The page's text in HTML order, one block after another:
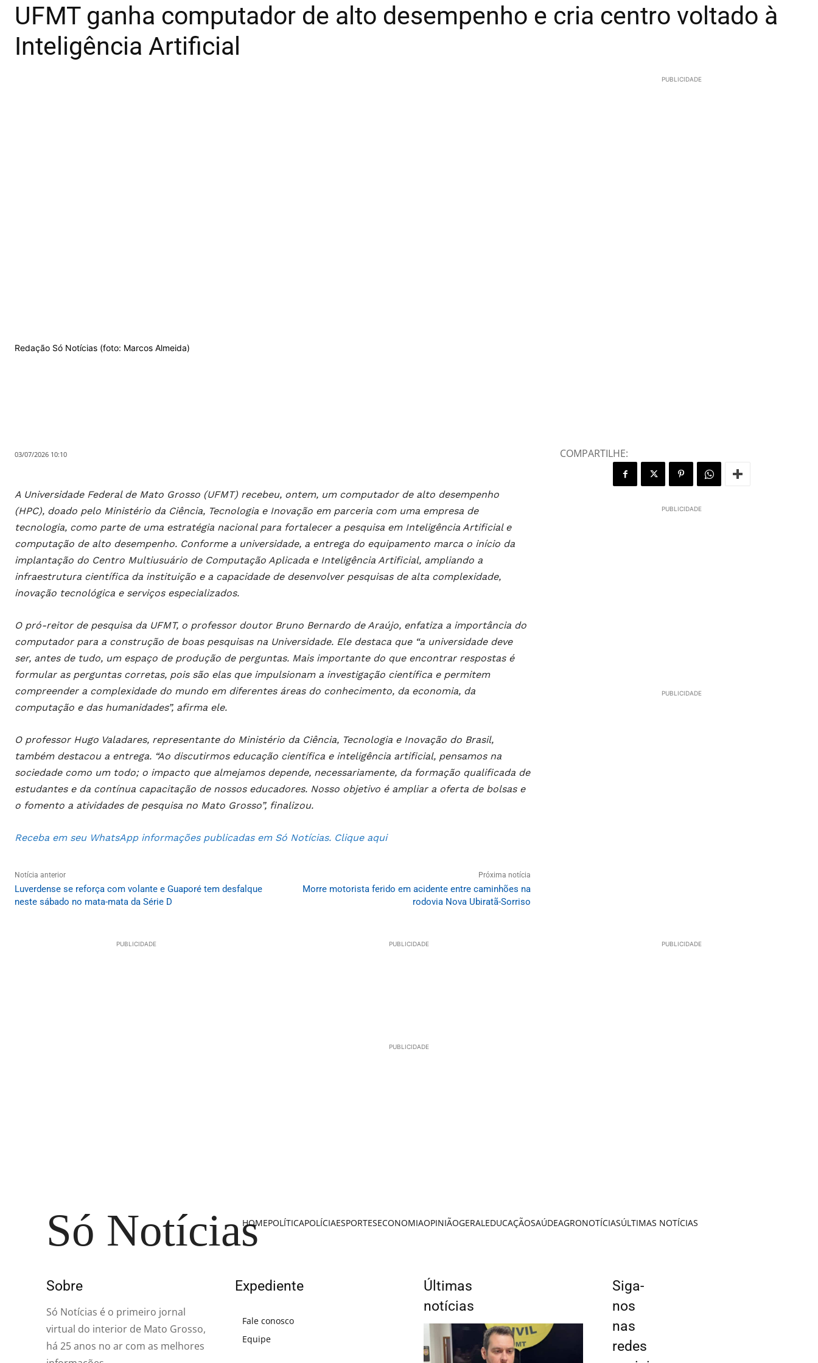
UFMT ganha computador de alto desempenho e cria centro voltado à
Inteligência Artificial
PUBLICIDADE
Redação Só Notícias (foto: Marcos Almeida)
03/07/2026 10:10
A Universidade Federal de Mato Grosso (UFMT) recebeu, ontem, um computador de alto desempenho
(HPC), doado pelo Ministério da Ciência, Tecnologia e Inovação em parceria com uma empresa de
tecnologia, como parte de uma estratégia nacional para fortalecer a pesquisa em Inteligência Artificial e
computação de alto desempenho. Conforme a universidade, a entrega do equipamento marca o início da
implantação do Centro Multiusuário de Computação Aplicada e Inteligência Artificial, ampliando a
infraestrutura científica da instituição e a capacidade de desenvolver pesquisas de alta complexidade,
inovação tecnológica e serviços especializados.
O pró-reitor de pesquisa da UFMT, o professor doutor Bruno Bernardo de Araújo, enfatiza a importância do
computador para a construção de boas pesquisas na Universidade. Ele destaca que “a universidade deve
ser, antes de tudo, um espaço de produção de perguntas. Mais importante do que encontrar respostas é
formular as perguntas corretas, pois são elas que impulsionam a investigação científica e permitem
compreender a complexidade do mundo em diferentes áreas do conhecimento, da economia, da
computação e das humanidades”, afirma ele.
O professor Hugo Valadares, representante do Ministério da Ciência, Tecnologia e Inovação do Brasil,
também destacou a entrega. “Ao discutirmos educação científica e inteligência artificial, pensamos na
sociedade como um todo; o impacto que almejamos depende, necessariamente, da formação qualificada de
estudantes e da contínua capacitação de nossos educadores. Nosso objetivo é ampliar a oferta de bolsas e
o fomento a atividades de pesquisa no Mato Grosso”, finalizou.
Receba em seu WhatsApp informações publicadas em Só Notícias. Clique aqui
Notícia anterior
Luverdense se reforça com volante e Guaporé tem desfalque
neste sábado no mata-mata da Série D
Próxima notícia
Morre motorista ferido em acidente entre caminhões na
rodovia Nova Ubiratã-Sorriso
COMPARTILHE:
PUBLICIDADE
PUBLICIDADE
PUBLICIDADE PUBLICIDADE PUBLICIDADE
PUBLICIDADE
Só Notícias
HOMEPOLÍTICAPOLÍCIAESPORTESECONOMIAOPINIÃOGERALEDUCAÇÃOSAÚDEAGRONOTÍCIASÚLTIMAS NOTÍCIAS
Sobre
Só Notícias é o primeiro jornal
virtual do interior de Mato Grosso,
há 25 anos no ar com as melhores
Expediente
Fale conosco
Equipe
Últimas
notícias
Siga-
nos
nas
redes